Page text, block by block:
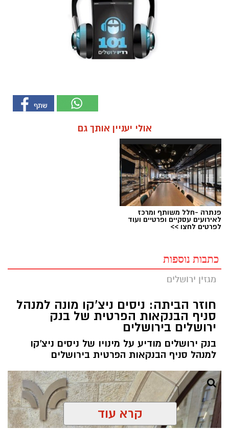
אולי יעניין אותך גם
פנתרה -חלל משותף ומרכז
לאירועים עסקיים ופרטיים ועוד
לפרטים לחצו >>
כתבות נוספות
מגזין ירושלים
חוזר הביתה: ניסים ניצ'קו מונה למנהל
סניף הבנקאות הפרטית של בנק
ירושלים בירושלים
בנק ירושלים מודיע על מינויו של ניסים ניצ'קו
למנהל סניף הבנקאות הפרטית בירושלים
קרא עוד